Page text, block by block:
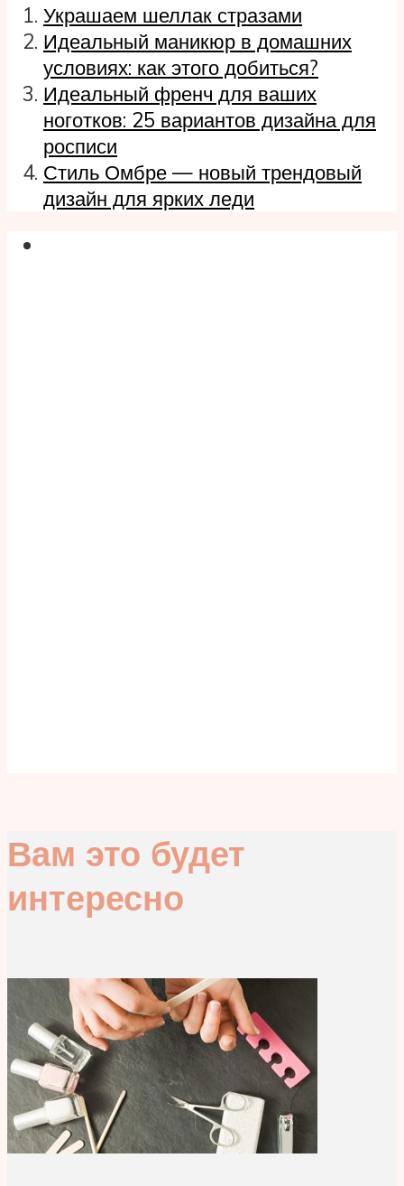
Украшаем шеллак стразами
Идеальный маникюр в домашних
условиях: как этого добиться?
Идеальный френч для ваших
ноготков: 25 вариантов дизайна для
росписи
Стиль Омбре — новый трендовый
дизайн для ярких леди
Вам это будет
интересно